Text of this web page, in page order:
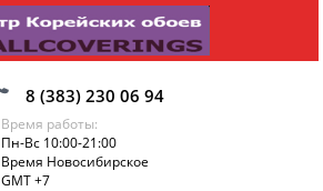
8 (383) 230 06 94
Время работы:
Пн-Вс 10:00-21:00
Время Новосибирское
GMT +7